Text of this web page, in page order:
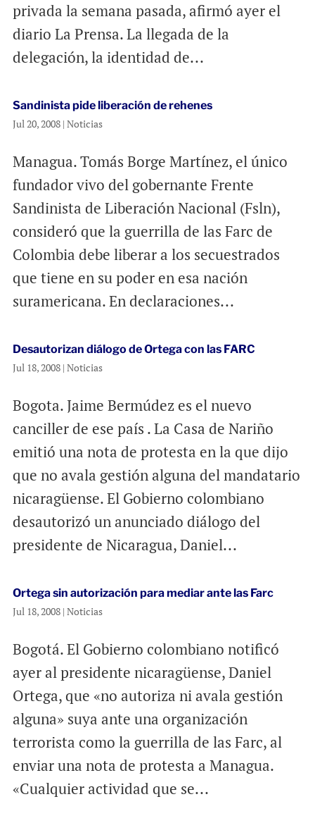
privada la semana pasada, afirmó ayer el
diario La Prensa. La llegada de la
delegación, la identidad de...
Sandinista pide liberación de rehenes
Jul 20, 2008| Noticias
Managua. Tomás Borge Martínez, el único
fundador vivo del gobernante Frente
Sandinista de Liberación Nacional (Fsln),
consideró que la guerrilla de las Farc de
Colombia debe liberar a los secuestrados
que tiene en su poder en esa nación
suramericana. En declaraciones...
Desautorizan diálogo de Ortega con las FARC
Jul 18, 2008| Noticias
Bogota. Jaime Bermúdez es el nuevo
canciller de ese país . La Casa de Nariño
emitió una nota de protesta en la que dijo
que no avala gestión alguna del mandatario
nicaragüense. El Gobierno colombiano
desautorizó un anunciado diálogo del
presidente de Nicaragua, Daniel...
Ortega sin autorización para mediar ante las Farc
Jul 18, 2008| Noticias
Bogotá. El Gobierno colombiano notificó
ayer al presidente nicaragüense, Daniel
Ortega, que «no autoriza ni avala gestión
alguna» suya ante una organización
terrorista como la guerrilla de las Farc, al
enviar una nota de protesta a Managua.
«Cualquier actividad que se...